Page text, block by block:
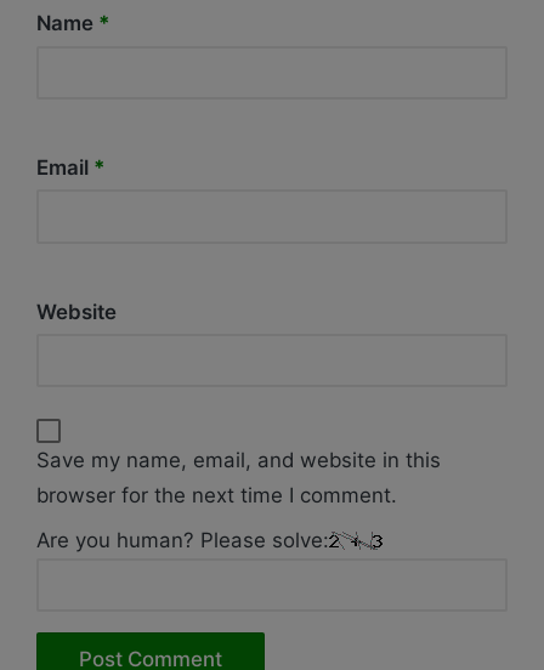
Name *
Email *
Website
Save my name, email, and website in this
browser for the next time I comment.
Are you human? Please solve: